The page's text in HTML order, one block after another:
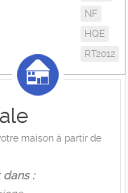
NF
HQE
RT2012
maison à partir de
dans :